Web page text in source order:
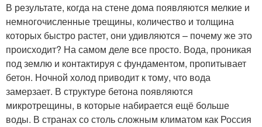
В результате, когда на стене дома появляются мелкие и
немногочисленные трещины, количество и толщина
которых быстро растет, они удивляются – почему же это
происходит? На самом деле все просто. Вода, проникая
под землю и контактируя с фундаментом, пропитывает
бетон. Ночной холод приводит к тому, что вода
замерзает. В структуре бетона появляются
микротрещины, в которые набирается ещё больше
воды. В странах со столь сложным климатом как Россия